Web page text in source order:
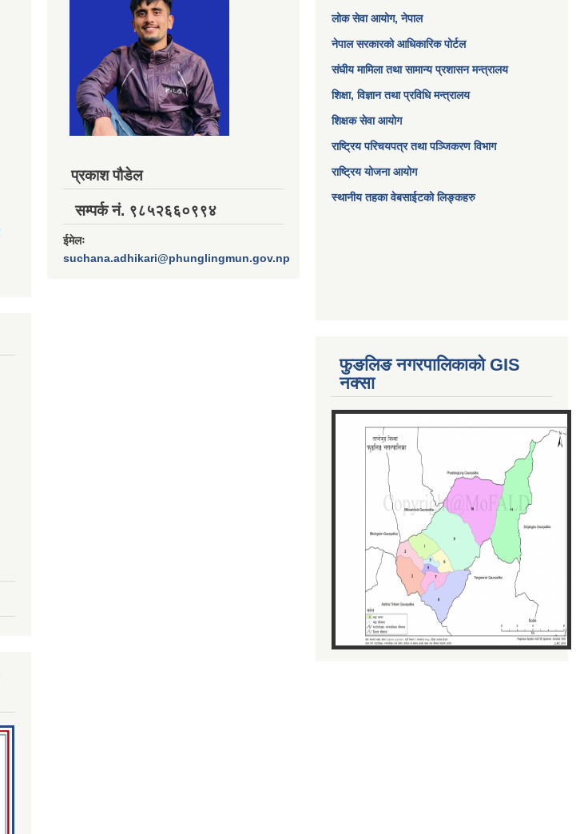
प्रकाश पौडेल
सम्पर्क नं. ९८५२६६०९९४
ईमेलः
suchana.adhikari@phunglingmun.gov.np
लोक सेवा आयोग, नेपाल
नेपाल सरकारको आधिकारिक पोर्टल
संघीय मामिला तथा सामान्य प्रशासन मन्त्रालय
शिक्षा, विज्ञान तथा प्रविधि मन्त्रालय
शिक्षक सेवा आयोग
राष्ट्रिय परिचयपत्र तथा पञ्जिकरण विभाग
राष्ट्रिय योजना आयोग
स्थानीय तहका वेबसाईटको लिङ्कहरु
फुङलिङ नगरपालिकाको GIS
नक्सा